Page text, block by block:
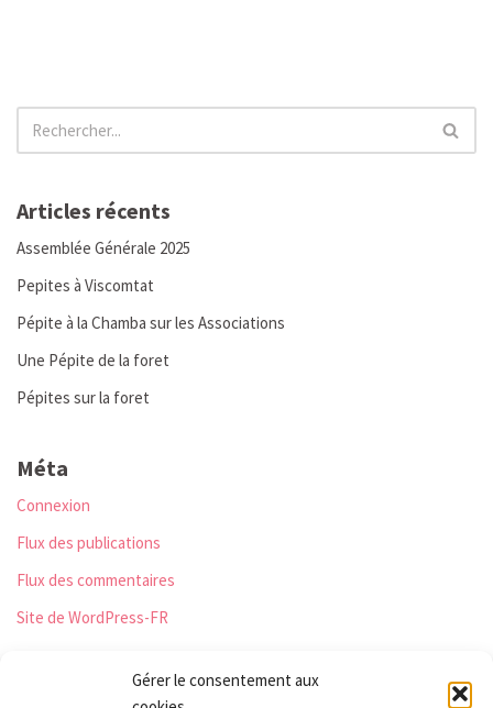
Gérer le consentement aux
Articles récents
Assemblée Générale 2025
Pepites à Viscomtat
Pépite à la Chamba sur les Associations
Une Pépite de la foret
Pépites sur la foret
Méta
Connexion
Flux des publications
Flux des commentaires
Site de WordPress-FR